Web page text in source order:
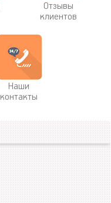
Отзывы
клиентов
Наши
контакты